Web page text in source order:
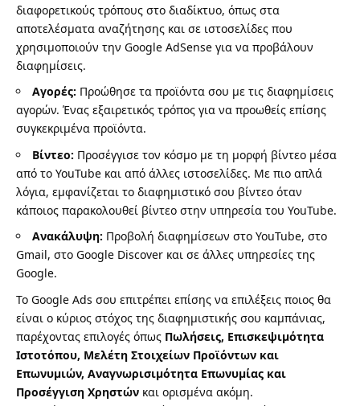
διαφορετικούς τρόπους στο διαδίκτυο, όπως στα
αποτελέσματα αναζήτησης και σε ιστοσελίδες που
χρησιμοποιούν την Google AdSense για να προβάλουν
διαφημίσεις.
Αγορές: Προώθησε τα προϊόντα σου με τις διαφημίσεις
αγορών. Ένας εξαιρετικός τρόπος για να προωθείς επίσης
συγκεκριμένα προϊόντα.
Βίντεο: Προσέγγισε τον κόσμο με τη μορφή βίντεο μέσα
από το YouTube και από άλλες ιστοσελίδες. Με πιο απλά
λόγια, εμφανίζεται το διαφημιστικό σου βίντεο όταν
κάποιος παρακολουθεί βίντεο στην υπηρεσία του YouTube.
Ανακάλυψη: Προβολή διαφημίσεων στο YouTube, στο
Gmail, στο Google Discover και σε άλλες υπηρεσίες της
Google.
Το Google Ads σου επιτρέπει επίσης να επιλέξεις ποιος θα
είναι ο κύριος στόχος της διαφημιστικής σου καμπάνιας,
παρέχοντας επιλογές όπως Πωλήσεις, Επισκεψιμότητα
Ιστοτόπου, Μελέτη Στοιχείων Προϊόντων και
Επωνυμιών, Αναγνωρισιμότητα Επωνυμίας και
Προσέγγιση Χρηστών και ορισμένα ακόμη.